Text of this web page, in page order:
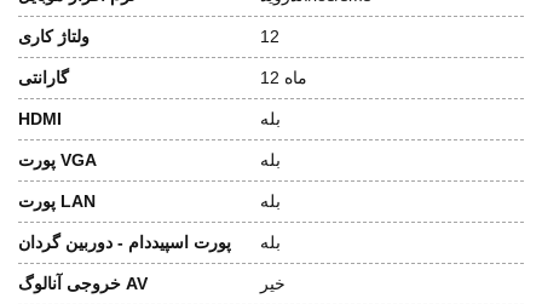
ولتاژ کاری 12
گارانتی 12 ماه
HDMI بله
پورت VGA بله
پورت LAN بله
پورت اسپیددام - دوربین گردان بله
خروجی آنالوگ AV خیر